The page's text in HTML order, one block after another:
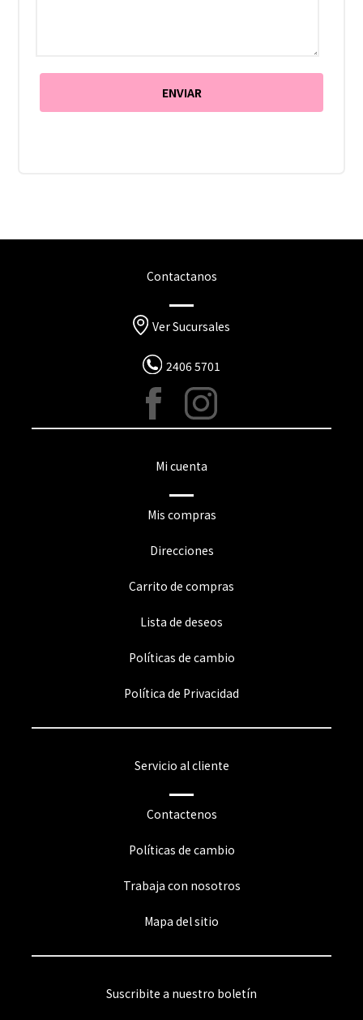
Contactanos
Ver Sucursales
2406 5701
Mi cuenta
Mis compras
Direcciones
Carrito de compras
Lista de deseos
Políticas de cambio
Política de Privacidad
Servicio al cliente
Contactenos
Políticas de cambio
Trabaja con nosotros
Mapa del sitio
Suscribite a nuestro boletín